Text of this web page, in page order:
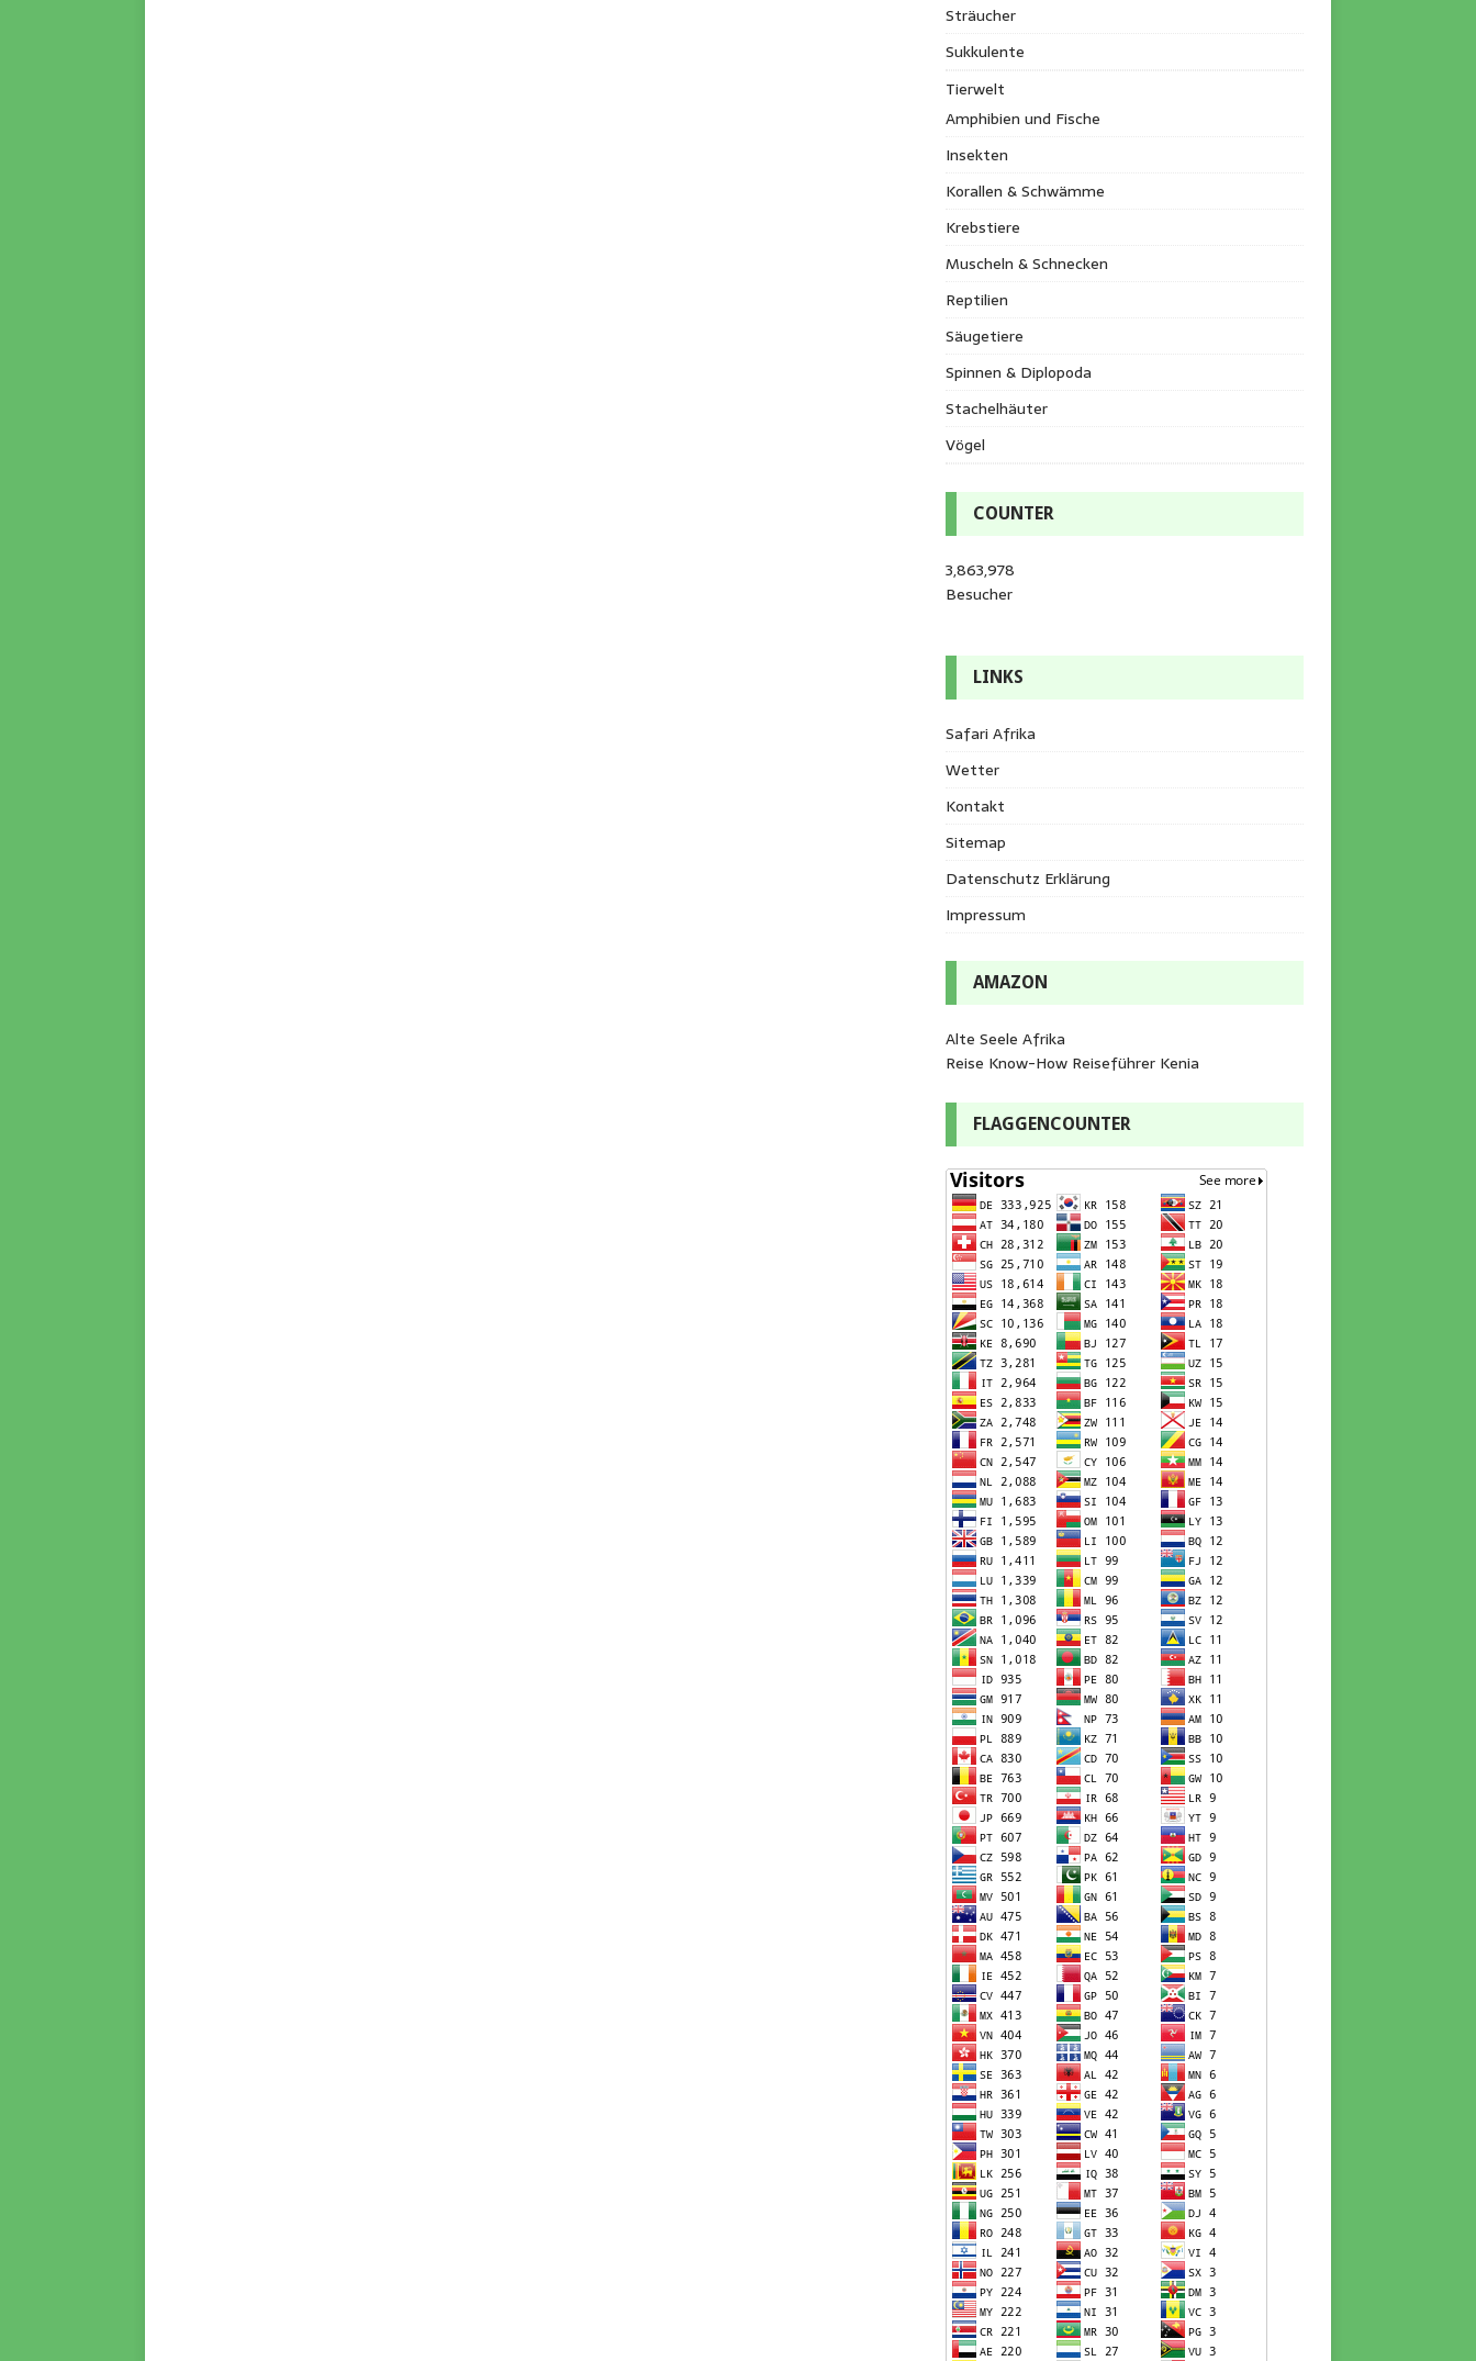
Sträucher
Sukkulente
Tierwelt
Amphibien und Fische
Insekten
Korallen & Schwämme
Krebstiere
Muscheln & Schnecken
Reptilien
Säugetiere
Spinnen & Diplopoda
Stachelhäuter
Vögel
COUNTER
3,863,978
Besucher
LINKS
Safari Afrika
Wetter
Kontakt
Sitemap
Datenschutz Erklärung
Impressum
AMAZON
Alte Seele Afrika
Reise Know-How Reiseführer Kenia
FLAGGENCOUNTER